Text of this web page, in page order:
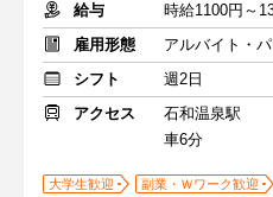
給与
雇用形態
アルバイト・パ
シフト
週2日
アクセス
石和温泉駅
車6分
大学生歓迎 副業・Ｗワーク歓迎